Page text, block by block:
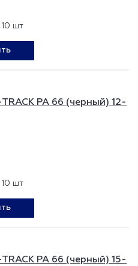
10 шт
PA 66 (черный) 12-
10 шт
PA 66 (черный) 15-